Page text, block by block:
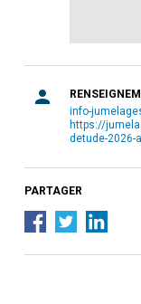
info-
https://
detude-2026-
PARTAGER